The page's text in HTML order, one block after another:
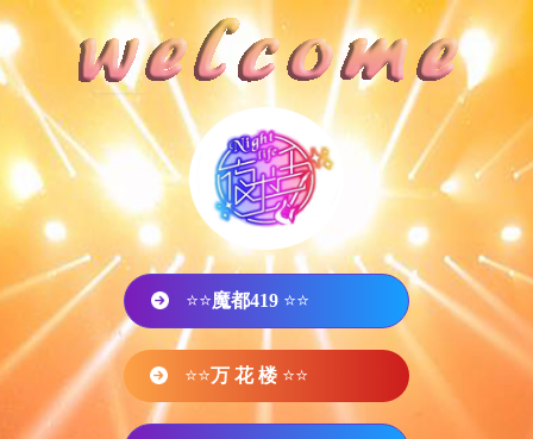
⭐⭐魔都419 ⭐⭐
⭐⭐万 花 楼 ⭐⭐